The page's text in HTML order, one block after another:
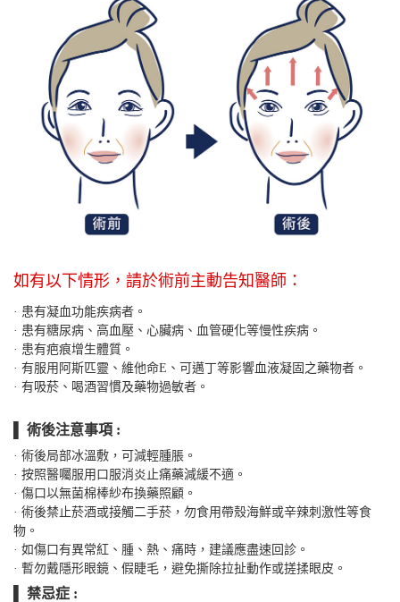
如有以下情形，請於術前主動告知醫師：
· 患有凝血功能疾病者。
· 患有糖尿病、高血壓、心臟病、血管硬化等慢性疾病。
· 患有疤痕增生體質。
· 有服用阿斯匹靈、維他命E、可邁丁等影響血液凝固之藥物者。
· 有吸菸、喝酒習慣及藥物過敏者。
▌ 術後注意事項 :
· 術後局部冰溫敷，可減輕腫脹。
· 按照醫囑服用口服消炎止痛藥減緩不適。
· 傷口以無菌棉棒紗布換藥照顧。
· 術後禁止菸酒或接觸二手菸，勿食用帶殼海鮮或辛辣刺激性等食
物。
· 如傷口有異常紅、腫、熱、痛時，建議應盡速回診。
· 暫勿戴隱形眼鏡、假睫毛，避免撕除拉扯動作或搓揉眼皮。
▌ 禁忌症 :